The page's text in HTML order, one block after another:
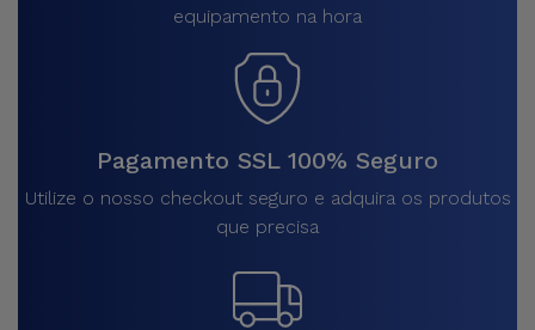
equipamento na hora
Pagamento SSL 100% Seguro
Utilize o nosso checkout seguro e adquira os produtos
que precisa